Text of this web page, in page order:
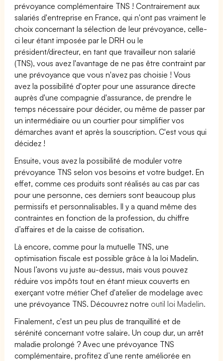
prévoyance complémentaire TNS ! Contrairement aux
salariés d'entreprise en France, qui n'ont pas vraiment le
choix concernant la sélection de leur prévoyance, celle-
ci leur étant imposée par le DRH ou le
président/directeur, en tant que travailleur non salarié
(TNS), vous avez l'avantage de ne pas être contraint par
une prévoyance que vous n'avez pas choisie ! Vous
avez la possibilité d'opter pour une assurance directe
auprès d'une compagnie d'assurance, de prendre le
temps nécessaire pour décider, ou même de passer par
un intermédiaire ou un courtier pour simplifier vos
démarches avant et après la souscription. C'est vous qui
décidez !
Ensuite, vous avez la possibilité de moduler votre
prévoyance TNS selon vos besoins et votre budget. En
effet, comme ces produits sont réalisés au cas par cas
pour une personne, ces derniers sont beaucoup plus
permissifs et personnalisables. Il y a quand même des
contraintes en fonction de la profession, du chiffre
d’affaires et de la caisse de cotisation.
Là encore, comme pour la mutuelle TNS, une
optimisation fiscale est possible grâce à la loi Madelin.
Nous l’avons vu juste au-dessus, mais vous pouvez
réduire vos impôts tout en étant mieux couverts en
exerçant votre métier Chef d'atelier de modelage avec
une prévoyance TNS. Découvrez notre outil loi Madelin.
Finalement, c'est un peu plus de tranquillité et de
sérénité concernant votre salaire. Un coup dur, un arrêt
maladie prolongé ? Avec une prévoyance TNS
complémentaire, profitez d’une rente améliorée en